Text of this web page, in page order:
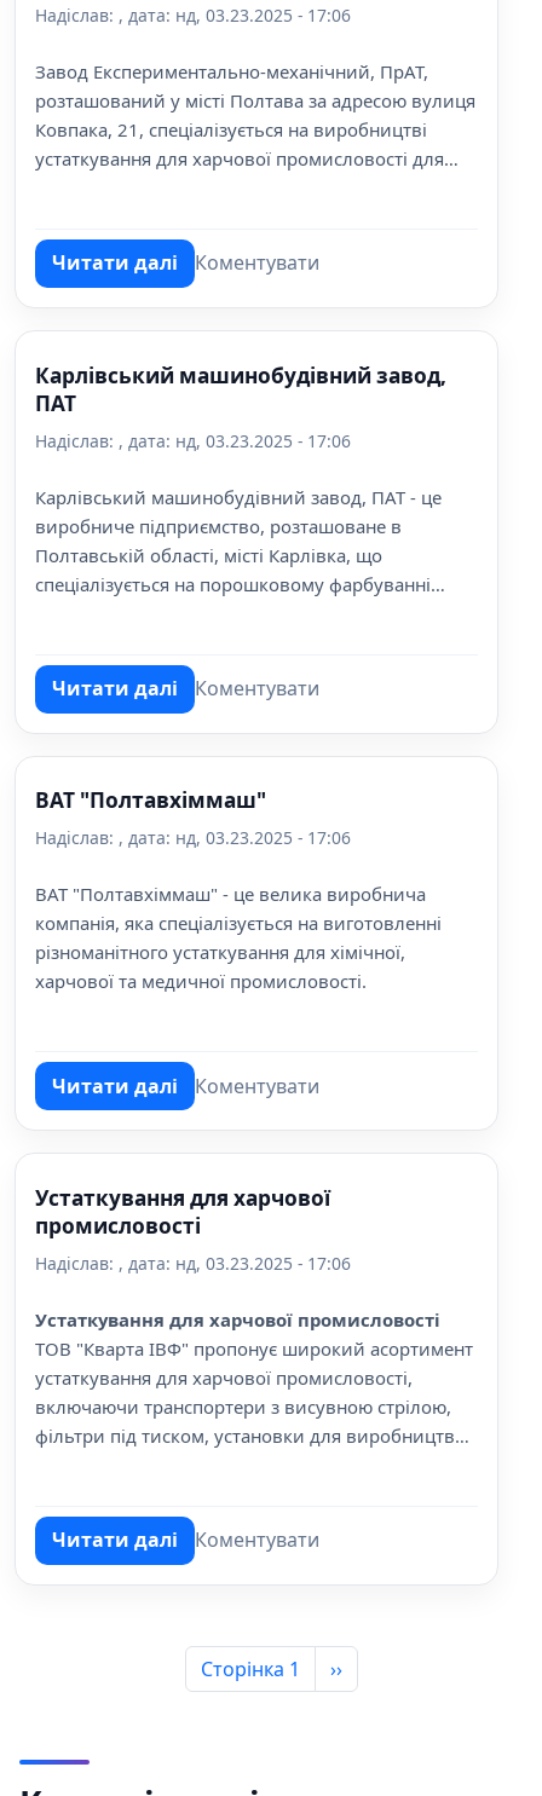
Надіслав: , дата: нд, 03.23.2025 - 17:06
Завод Експериментально-механічний, ПрАТ,
розташований у місті Полтава за адресою вулиця
Ковпака, 21, спеціалізується на виробництві
устаткування для харчової промисловості для
Читати даліпро Завод Експериментально-
Коментувати
Карлівський машинобудівний завод,
ПАТ
Надіслав: , дата: нд, 03.23.2025 - 17:06
Карлівський машинобудівний завод, ПАТ - це
виробниче підприємство, розташоване в
Полтавській області, місті Карлівка, що
спеціалізується на порошковому фарбуванні
сільськогосподарського обладнання, включаючи
зерносу
Читати даліпро Карлівський машинобудівний
Коментувати
ВАТ "Полтавхіммаш"
Надіслав: , дата: нд, 03.23.2025 - 17:06
ВАТ "Полтавхіммаш" - це велика виробнича
компанія, яка спеціалізується на виготовленні
різноманітного устаткування для хімічної,
харчової та медичної промисловості.
Читати даліпро ВАТ "Полтавхіммаш"
Коментувати
Устаткування для харчової
промисловості
Надіслав: , дата: нд, 03.23.2025 - 17:06
Устаткування для харчової промисловості
ТОВ "Кварта ІВФ" пропонує широкий асортимент
устаткування для харчової промисловості,
включаючи транспортери з висувною стрілою,
фільтри під тиском, установки для виробництва
Читати даліпро Устаткування для харчової
Коментувати
Сторінка 1 Наступна сторінка
››